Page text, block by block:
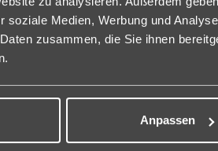
soziale Medien, Werbung und
zusammen, die Sie ihnen
Anpassen
Inklusive
Yoga, Kajak, Schnorcheln.